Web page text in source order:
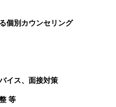
個別カウンセリング
イス、面接対策
等